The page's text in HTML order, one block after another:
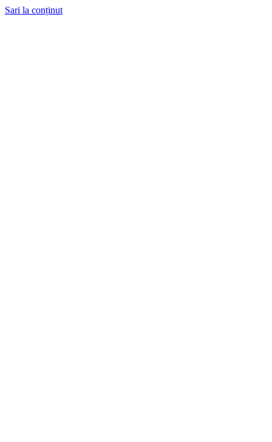
Sari la conținut